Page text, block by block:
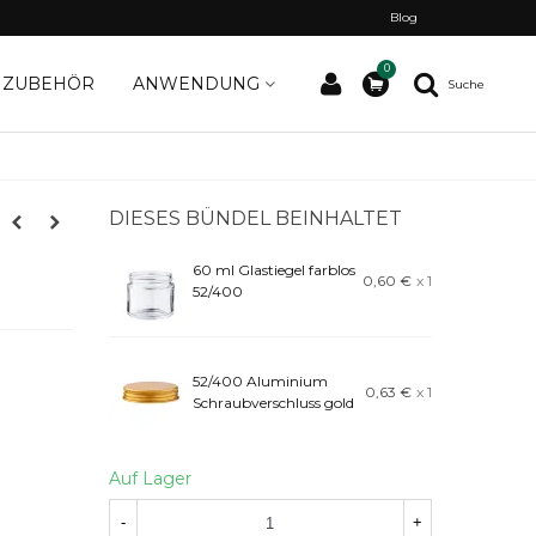
Blog
ZUBEHÖR ANWENDUNG
0
Suche
DIESES BÜNDEL BEINHALTET
60 ml Glastiegel farblos
52/400
0,60 € x 1
52/400 Aluminium
Schraubverschluss gold
0,63 € x 1
Auf Lager
- +